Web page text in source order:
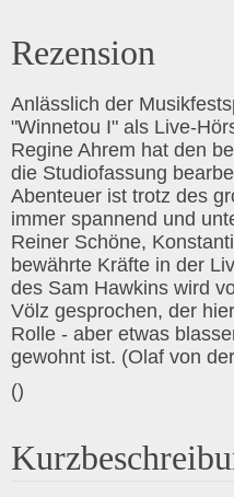
Rezension
Anlässlich der
"Winnetou I" als Live-
Regine Ahrem hat den
die Studiofassung
Abenteuer ist trotz des
immer spannend und
Reiner Schöne,
bewährte Kräfte in der
des Sam Hawkins wird
Völz gesprochen, der
Rolle - aber etwas
gewohnt ist. (Olaf von
()